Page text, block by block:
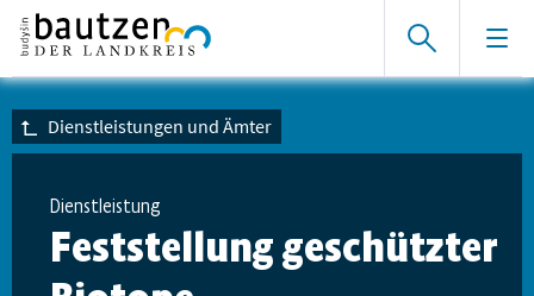
Dienstleistungen und Ämter
Dienstleistung
Feststellung geschützter